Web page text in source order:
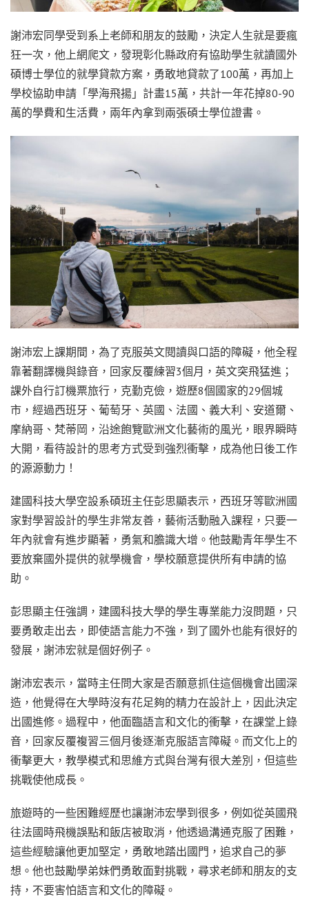
謝沛宏同學受到系上老師和朋友的鼓勵，決定人生就是要瘋
狂一次，他上網爬文，發現彰化縣政府有協助學生就讀國外
碩博士學位的就學貸款方案，勇敢地貸款了100萬，再加上
學校協助申請「學海飛揚」計畫15萬，共計一年花掉80-90
萬的學費和生活費，兩年內拿到兩張碩士學位證書。
謝沛宏上課期間，為了克服英文閱讀與口語的障礙，他全程
靠著翻譯機與錄音，回家反覆練習3個月，英文突飛猛進；
課外自行訂機票旅行，克勤克儉，遊歷8個國家的29個城
市，經過西班牙、葡萄牙、英國、法國、義大利、安道爾、
摩納哥、梵蒂岡，沿途飽覽歐洲文化藝術的風光，眼界瞬時
大開，看待設計的思考方式受到強烈衝擊，成為他日後工作
的源源動力！
建國科技大學空設系碩班主任彭思顯表示，西班牙等歐洲國
家對學習設計的學生非常友善，藝術活動融入課程，只要一
年內就會有進步顯著，勇氣和膽識大增。他鼓勵青年學生不
要放棄國外提供的就學機會，學校願意提供所有申請的協
助。
彭思顯主任強調，建國科技大學的學生專業能力沒問題，只
要勇敢走出去，即使語言能力不強，到了國外也能有很好的
發展，謝沛宏就是個好例子。
謝沛宏表示，當時主任問大家是否願意抓住這個機會出國深
造，他覺得在大學時沒有花足夠的精力在設計上，因此決定
出國進修。過程中，他面臨語言和文化的衝擊，在課堂上錄
音，回家反覆複習三個月後逐漸克服語言障礙。而文化上的
衝擊更大，教學模式和思維方式與台灣有很大差別，但這些
挑戰使他成長。
旅遊時的一些困難經歷也讓謝沛宏學到很多，例如從英國飛
往法國時飛機誤點和飯店被取消，他透過溝通克服了困難，
這些經驗讓他更加堅定，勇敢地踏出國門，追求自己的夢
想。他也鼓勵學弟妹們勇敢面對挑戰，尋求老師和朋友的支
持，不要害怕語言和文化的障礙。